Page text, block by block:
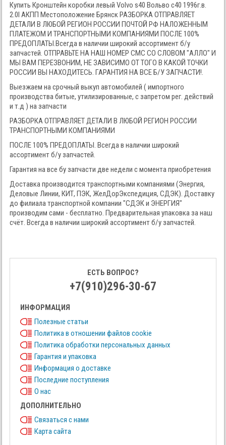
Купить Кронштейн коробки левый Volvo s40 Вольво с40 1996г.в.
2.0I АКПП Местоположение Брянск РАЗБОРКА ОТПРАВЛЯЕТ
ДЕТАЛИ В ЛЮБОЙ РЕГИОН РОССИИ ПОЧТОЙ РФ НАЛОЖЕННЫМ
ПЛАТЕЖОМ И ТРАНСПОРТНЫМИ КОМПАНИЯМИ ПОСЛЕ 100%
ПРЕДОПЛАТЫ.Всегда в наличии широкий ассортимент б/у
запчастей. ОТПРАВЬТЕ НА НАШ НОМЕР СМС СО СЛОВОМ "АЛЛО" И
МЫ ВАМ ПЕРЕЗВОНИМ, НЕ ЗАВИСИМО ОТ ТОГО В КАКОЙ ТОЧКИ
РОССИИ ВЫ НАХОДИТЕСЬ. ГАРАНТИЯ НА ВСЕ Б/У ЗАПЧАСТИ!.
Выезжаем на срочный выкуп автомобилей ( импортного
производства битые, утилизированные, с запретом рег. действий
и т.д ) на запчасти
РАЗБОРКА ОТПРАВЛЯЕТ ДЕТАЛИ В ЛЮБОЙ РЕГИОН РОССИИ
ТРАНСПОРТНЫМИ КОМПАНИЯМИ
ПОСЛЕ 100% ПРЕДОПЛАТЫ. Всегда в наличии широкий
ассортимент б/у запчастей.
Гарантия на все бу запчасти две недели с момента приобретения
Доставка производится транспортными компаниями (Энергия,
Деловые Линии, КИТ, ПЭК, ЖелДорЭкспедиция, СДЭК). Доставку
до филиала транспортной компании "СДЭК и ЭНЕРГИЯ"
производим сами - бесплатно. Предварительная упаковка за наш
счёт. Всегда в наличии широкий ассортимент б/у запчастей.
ЕСТЬ ВОПРОС?
+7(910)296-30-67
ИНФОРМАЦИЯ
Полезные статьи
Политика в отношении файлов cookie
Политика обработки персональных данных
Гарантия и упаковка
Информация о доставке
Последние поступления
О нас
ДОПОЛНИТЕЛЬНО
Связаться с нами
Карта сайта